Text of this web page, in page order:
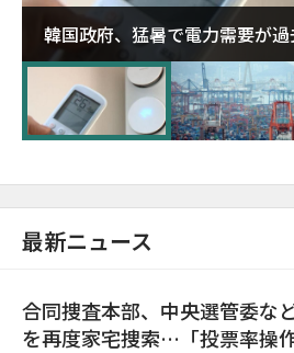
韓国政府、猛暑で電力需要が
に需給対応体制を点検
最新ニュース
合同捜査本部、中央選管委な
を再度家宅捜索…「投票率操